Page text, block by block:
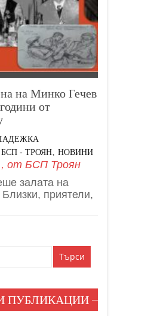
на Минко Гечев
от
- ТРОЯН, НОВИНИ
, от БСП Троян
залата на
приятели,
ПУБЛИКАЦИИ